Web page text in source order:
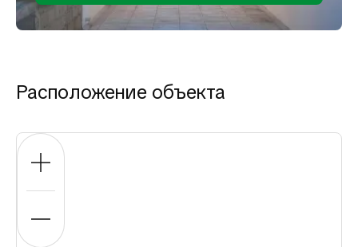
Расположение объекта